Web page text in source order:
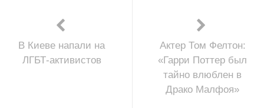
В Киеве напали на
ЛГБТ-активистов
Актер Том Фелтон:
«Гарри Поттер был
тайно влюблен в
Драко Малфоя»